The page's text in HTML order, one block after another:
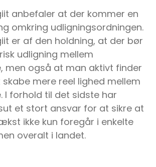
anbefaler at der kommer en
omkring udligningsordningen.
er af den holdning, at der bør
udligning mellem
men også at man aktivt finder
mere reel lighed mellem
I forhold til det sidste har
et stort ansvar for at sikre at
ikke kun foregår i enkelte
overalt i landet.